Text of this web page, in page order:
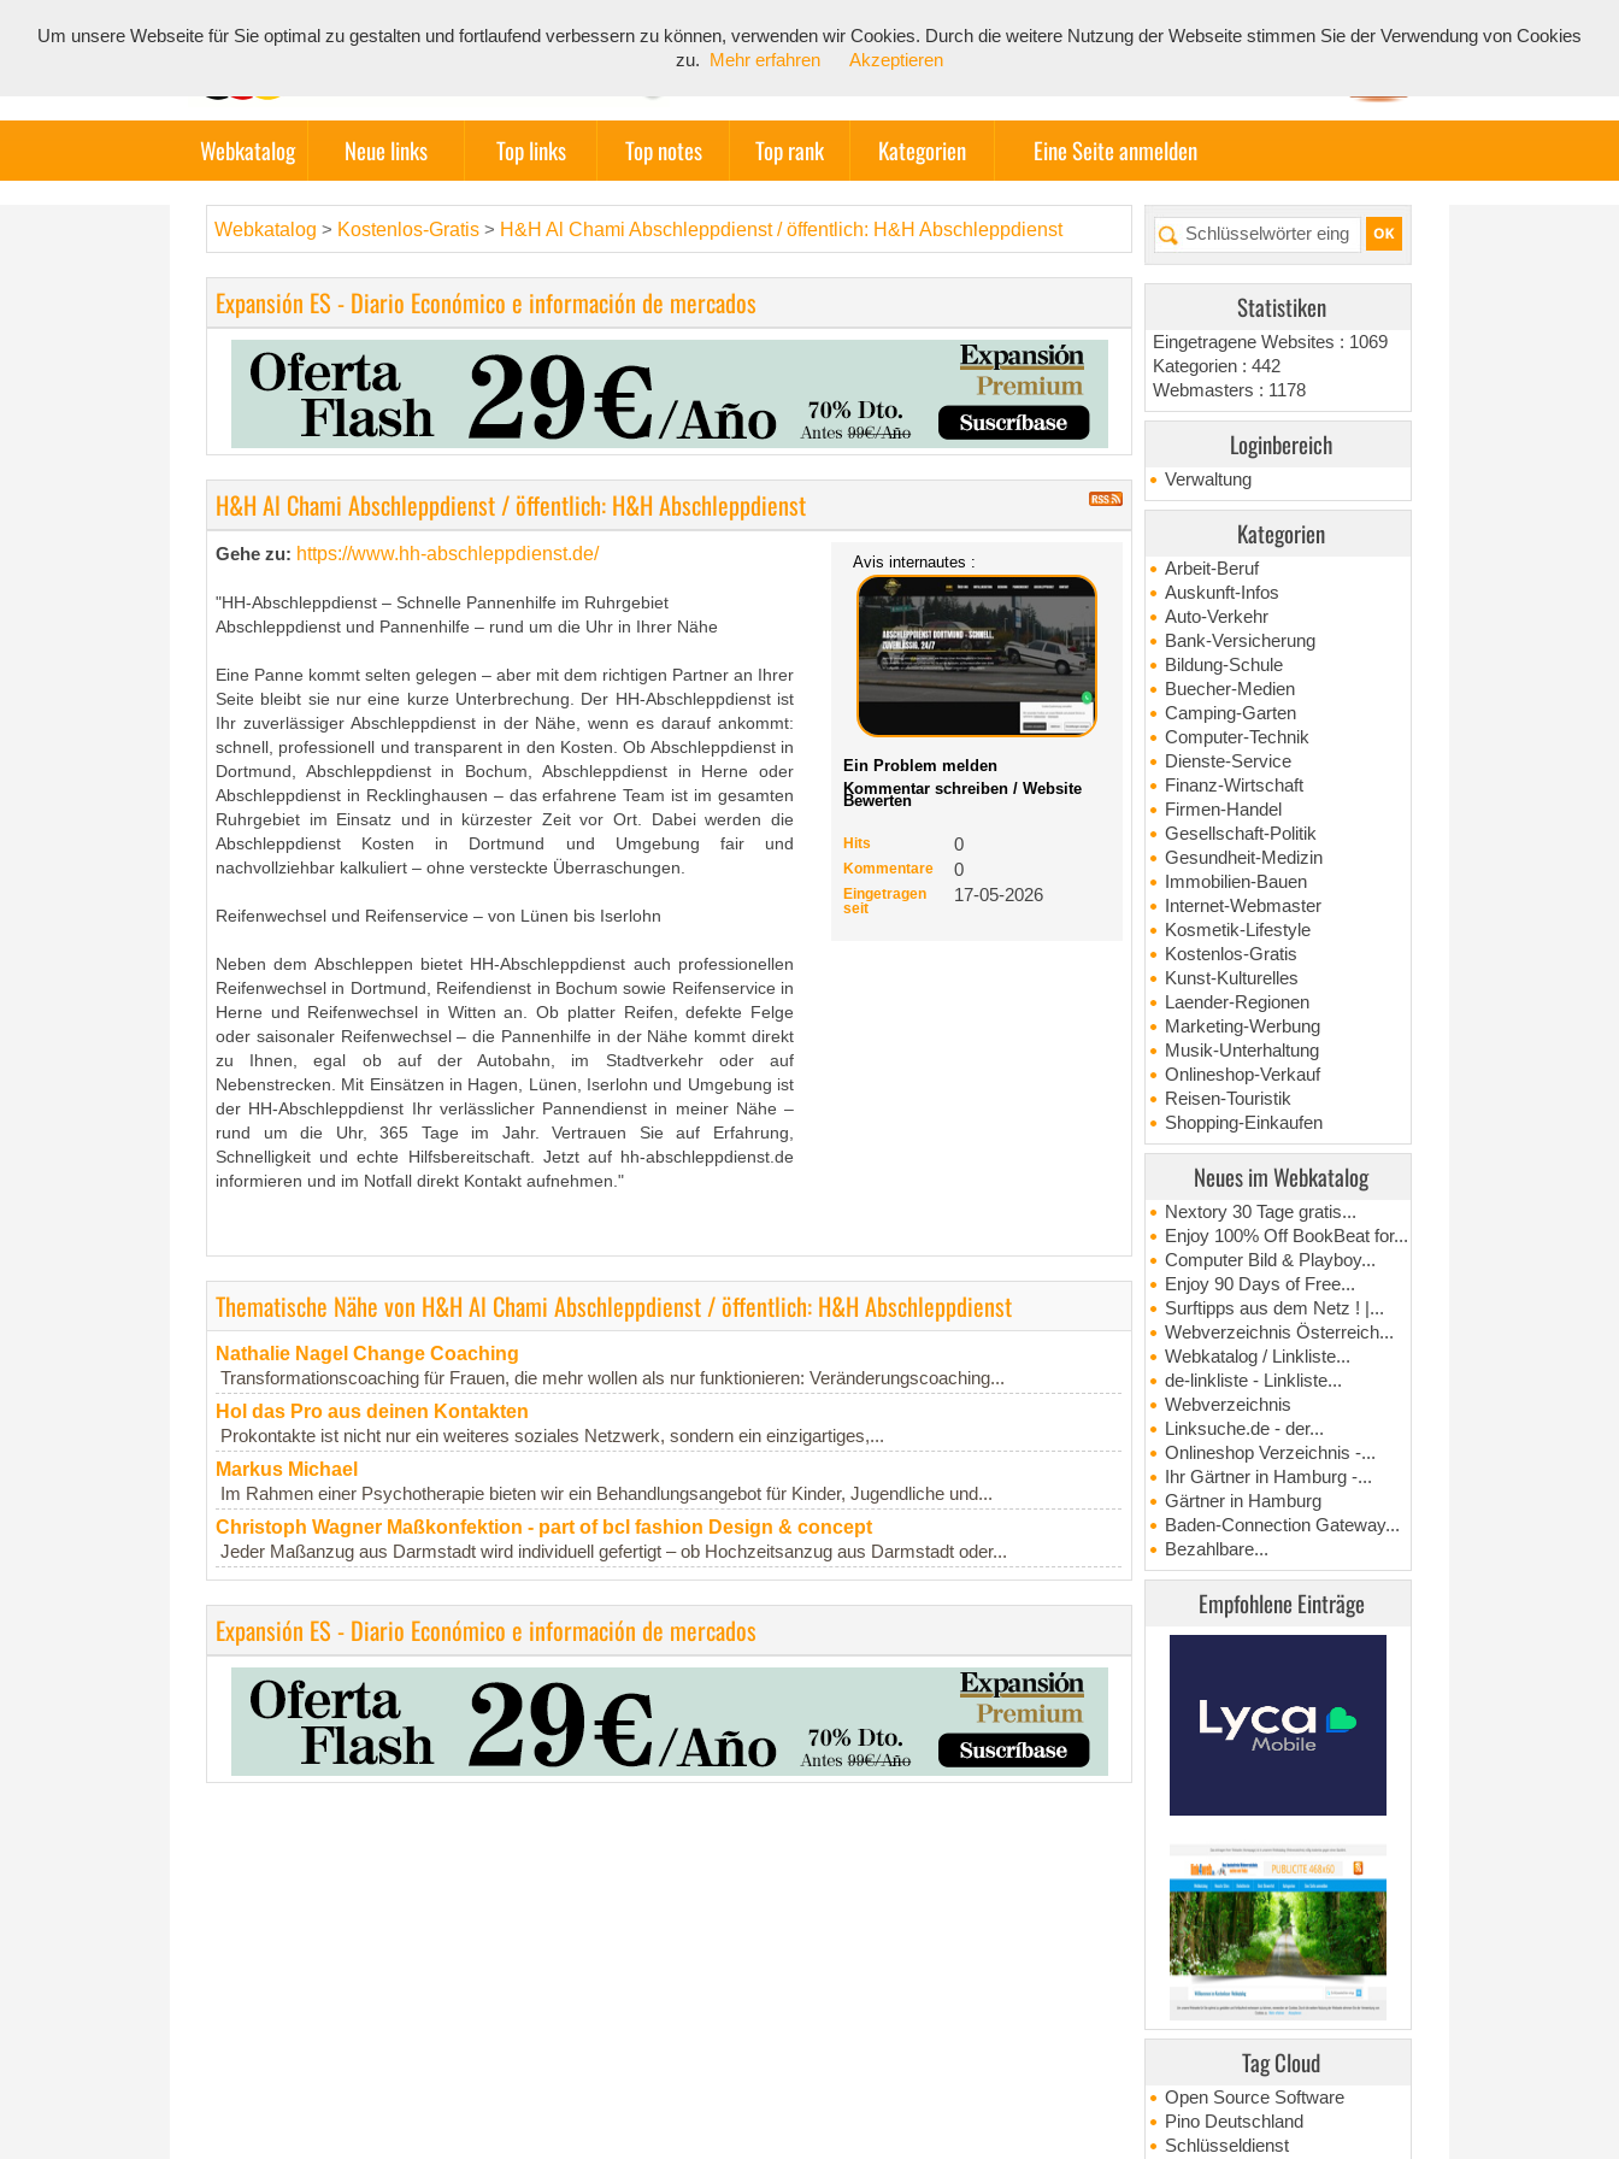
Webkatalog Neue links Top links Top notes Top rank Kategorien Eine Seite anmelden
Statistiken
Eingetragene Websites : 1069
Kategorien : 442
Webmasters : 1178
Loginbereich
Verwaltung
Kategorien
Arbeit-Beruf
Auskunft-Infos
Auto-Verkehr
Bank-Versicherung
Bildung-Schule
Buecher-Medien
Camping-Garten
Computer-Technik
Dienste-Service
Finanz-Wirtschaft
Firmen-Handel
Gesellschaft-Politik
Gesundheit-Medizin
Immobilien-Bauen
Internet-Webmaster
Kosmetik-Lifestyle
Kostenlos-Gratis
Kunst-Kulturelles
Laender-Regionen
Marketing-Werbung
Musik-Unterhaltung
Onlineshop-Verkauf
Reisen-Touristik
Shopping-Einkaufen
Neues im Webkatalog
Nextory 30 Tage gratis...
Enjoy 100% Off BookBeat for...
Computer Bild & Playboy...
Enjoy 90 Days of Free...
Surftipps aus dem Netz ! |...
Webverzeichnis Österreich...
Webkatalog / Linkliste...
de-linkliste - Linkliste...
Webverzeichnis
Linksuche.de - der...
Onlineshop Verzeichnis -...
Ihr Gärtner in Hamburg -...
Gärtner in Hamburg
Baden-Connection Gateway...
Bezahlbare...
Empfohlene Einträge
Tag Cloud
Open Source Software
Pino Deutschland
Schlüsseldienst
Webkatalog > Kostenlos-Gratis > H&H Al Chami Abschleppdienst / öffentlich: H&H Abschleppdienst
Expansión ES - Diario Económico e información de mercados
H&H Al Chami Abschleppdienst / öffentlich: H&H Abschleppdienst
Gehe zu: https://www.hh-abschleppdienst.de/
"HH-Abschleppdienst – Schnelle Pannenhilfe im Ruhrgebiet
Abschleppdienst und Pannenhilfe – rund um die Uhr in Ihrer Nähe
Eine Panne kommt selten gelegen – aber mit dem richtigen Partner an Ihrer
Seite bleibt sie nur eine kurze Unterbrechung. Der HH-Abschleppdienst ist
Ihr zuverlässiger Abschleppdienst in der Nähe, wenn es darauf ankommt:
schnell, professionell und transparent in den Kosten. Ob Abschleppdienst in
Dortmund, Abschleppdienst in Bochum, Abschleppdienst in Herne oder
Abschleppdienst in Recklinghausen – das erfahrene Team ist im gesamten
Ruhrgebiet im Einsatz und in kürzester Zeit vor Ort. Dabei werden die
Abschleppdienst Kosten in Dortmund und Umgebung fair und
nachvollziehbar kalkuliert – ohne versteckte Überraschungen.
Reifenwechsel und Reifenservice – von Lünen bis Iserlohn
Neben dem Abschleppen bietet HH-Abschleppdienst auch professionellen
Reifenwechsel in Dortmund, Reifendienst in Bochum sowie Reifenservice in
Herne und Reifenwechsel in Witten an. Ob platter Reifen, defekte Felge
oder saisonaler Reifenwechsel – die Pannenhilfe in der Nähe kommt direkt
zu Ihnen, egal ob auf der Autobahn, im Stadtverkehr oder auf
Nebenstrecken. Mit Einsätzen in Hagen, Lünen, Iserlohn und Umgebung ist
der HH-Abschleppdienst Ihr verlässlicher Pannendienst in meiner Nähe –
rund um die Uhr, 365 Tage im Jahr. Vertrauen Sie auf Erfahrung,
Schnelligkeit und echte Hilfsbereitschaft. Jetzt auf hh-abschleppdienst.de
informieren und im Notfall direkt Kontakt aufnehmen."
Avis internautes :
Ein Problem melden
Kommentar schreiben / Website
Bewerten
Hits 0
Kommentare 0
Eingetragen
seit
17-05-2026
Thematische Nähe von H&H Al Chami Abschleppdienst / öffentlich: H&H Abschleppdienst
Nathalie Nagel Change Coaching
Transformationscoaching für Frauen, die mehr wollen als nur funktionieren: Veränderungscoaching...
Hol das Pro aus deinen Kontakten
Prokontakte ist nicht nur ein weiteres soziales Netzwerk, sondern ein einzigartiges,...
Markus Michael
Im Rahmen einer Psychotherapie bieten wir ein Behandlungsangebot für Kinder, Jugendliche und...
Christoph Wagner Maßkonfektion - part of bcl fashion Design & concept
Jeder Maßanzug aus Darmstadt wird individuell gefertigt – ob Hochzeitsanzug aus Darmstadt oder...
Expansión ES - Diario Económico e información de mercados
Um unsere Webseite für Sie optimal zu gestalten und fortlaufend verbessern zu können, verwenden wir Cookies. Durch die weitere Nutzung der Webseite stimmen Sie der Verwendung von Cookies
zu.
Mehr erfahren Akzeptieren